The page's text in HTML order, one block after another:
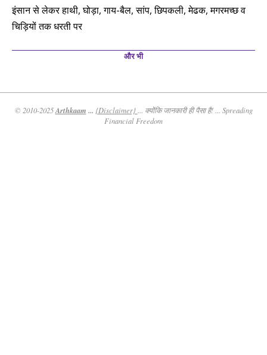
इंसान से लेकर हाथी, घोड़ा, गाय-बैल, सांप, छिपकली, मेढक, मगरमच्छ व
चिड़ियों तक धरती पर
और भी
© 2010-2025Arthkaam ... {Disclaimer}
... क्योंकि जानकारी ही पैसा है! ... Spreading
Financial Freedom